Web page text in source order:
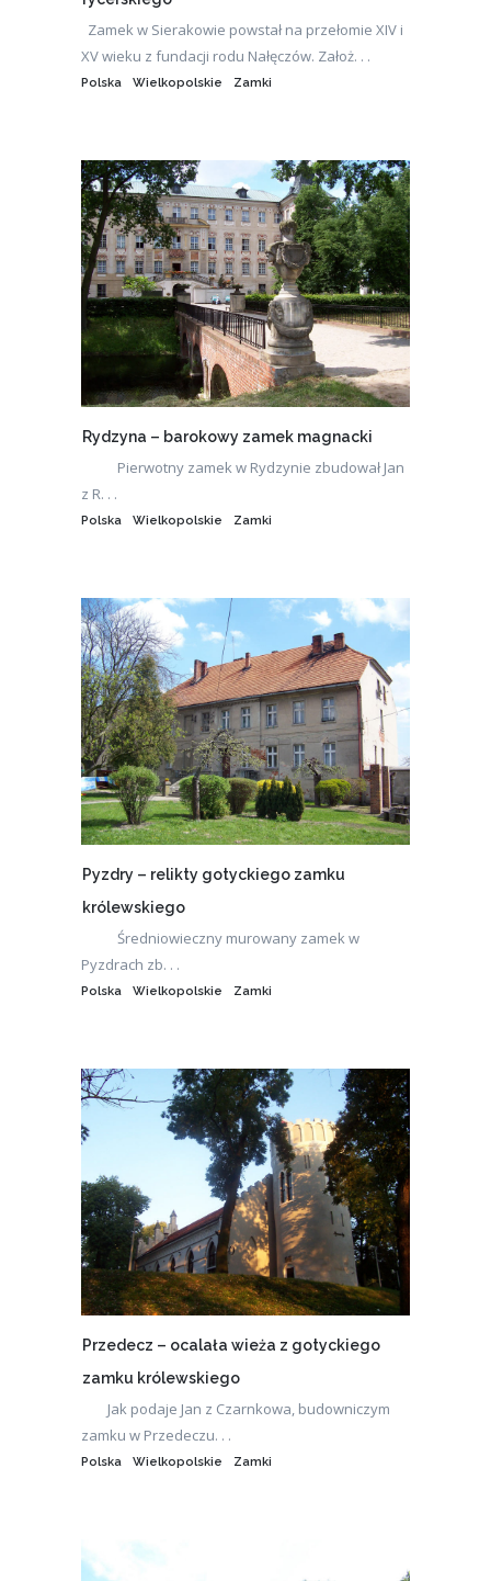
Zamek w Sierakowie powstał na przełomie XIV i
XV wieku z fundacji rodu Nałęczów. Założ. . .
Polska Wielkopolskie Zamki
Rydzyna – barokowy zamek magnacki
Pierwotny zamek w Rydzynie zbudował Jan
z R. . .
Polska Wielkopolskie Zamki
Pyzdry – relikty gotyckiego zamku
królewskiego
Średniowieczny murowany zamek w
Pyzdrach zb. . .
Polska Wielkopolskie Zamki
Przedecz – ocalała wieża z gotyckiego
zamku królewskiego
Jak podaje Jan z Czarnkowa, budowniczym
zamku w Przedeczu. . .
Polska Wielkopolskie Zamki